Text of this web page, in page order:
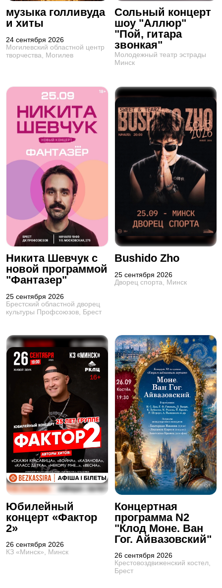
музыка голливуда
и хиты
24 сентября 2026
Могилевский областной центр
творчества, Могилев
Сольный концерт
шоу "Аллюр"
"Пой, гитара
звонкая"
Молодежный театр эстрады
Минск
Никита Шевчук с
новой программой
"Фантазер"
25 сентября 2026
Брестский областной дворец
культуры Профсоюзов, Брест
Bushido Zho
25 сентября 2026
Дворец спорта, Минск
Юбилейный
концерт «Фактор
2»
26 сентября 2026
КЗ «Минск», Минск
Концертная
программа N2
"Клод Моне. Ван
Гог. Айвазовский"
26 сентября 2026
Крестовоздвиженский костел,
Брест